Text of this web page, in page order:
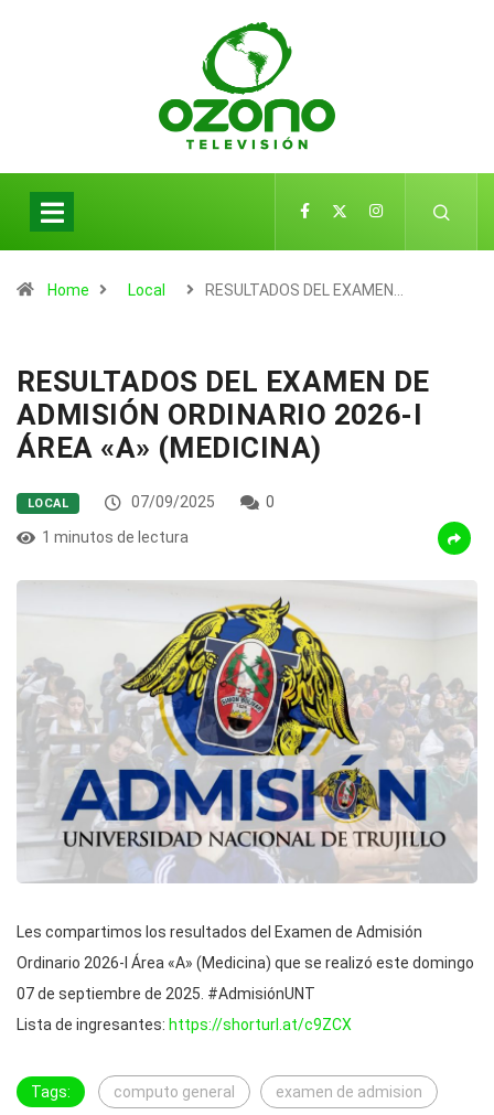
Home Local RESULTADOS DEL EXAMEN…
RESULTADOS DEL EXAMEN DE
ADMISIÓN ORDINARIO 2026-I
ÁREA «A» (MEDICINA)
LOCAL 07/09/2025
0
1 minutos de lectura
Les compartimos los resultados del Examen de Admisión
Ordinario 2026-I Área «A» (Medicina) que se realizó este domingo
07 de septiembre de 2025. #AdmisiónUNT
Lista de ingresantes: https://shorturl.at/c9ZCX
Tags: computo general examen de admision